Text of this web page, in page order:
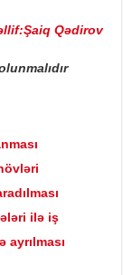
Qədirov
ilə iş